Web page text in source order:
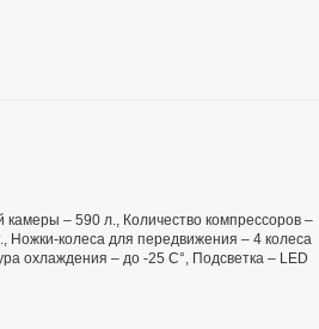
– 590 л., Количество компрессоров –
Ножки-колеса для передвижения – 4 колеса
охлаждения – до -25 С°, Подсветка – LED